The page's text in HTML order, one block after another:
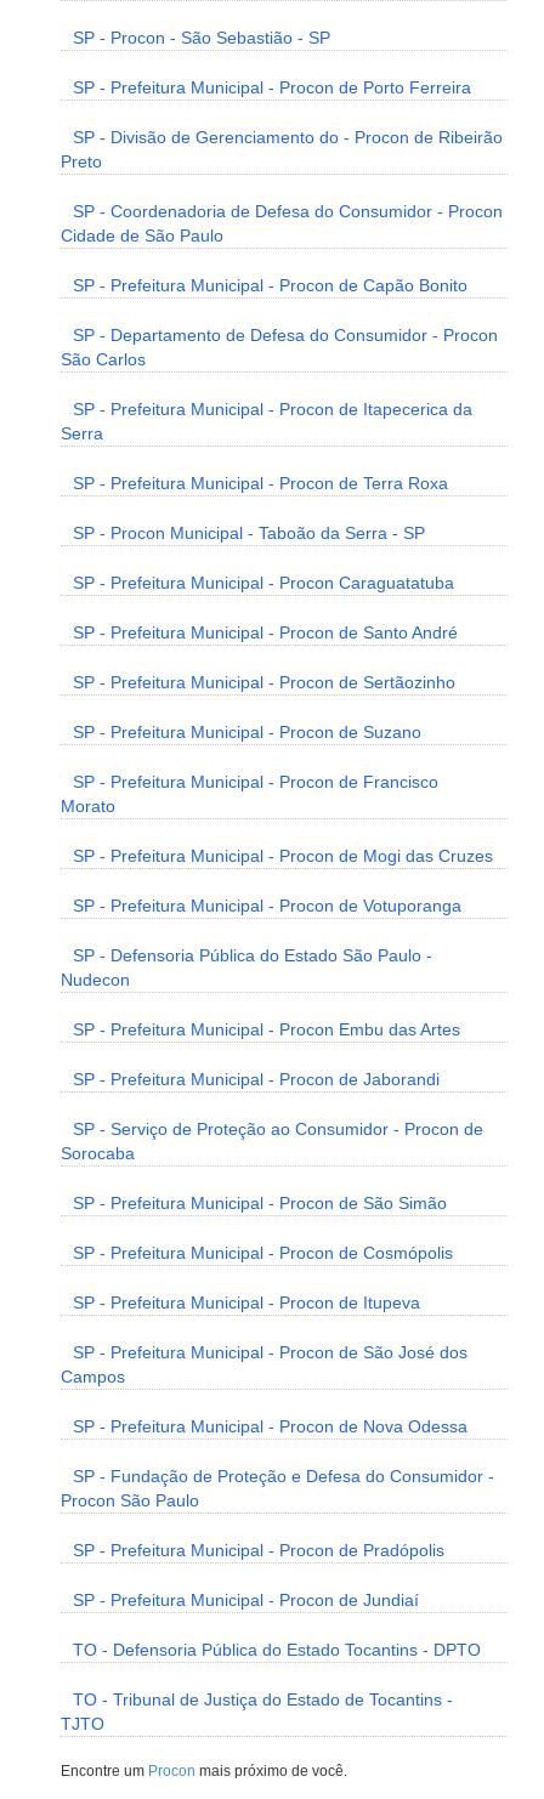
SP - Procon - São Sebastião - SP
SP - Prefeitura Municipal - Procon de Porto Ferreira
SP - Divisão de Gerenciamento do - Procon de Ribeirão
Preto
SP - Coordenadoria de Defesa do Consumidor - Procon
Cidade de São Paulo
SP - Prefeitura Municipal - Procon de Capão Bonito
SP - Departamento de Defesa do Consumidor - Procon
São Carlos
SP - Prefeitura Municipal - Procon de Itapecerica da
Serra
SP - Prefeitura Municipal - Procon de Terra Roxa
SP - Procon Municipal - Taboão da Serra - SP
SP - Prefeitura Municipal - Procon Caraguatatuba
SP - Prefeitura Municipal - Procon de Santo André
SP - Prefeitura Municipal - Procon de Sertãozinho
SP - Prefeitura Municipal - Procon de Suzano
SP - Prefeitura Municipal - Procon de Francisco
Morato
SP - Prefeitura Municipal - Procon de Mogi das Cruzes
SP - Prefeitura Municipal - Procon de Votuporanga
SP - Defensoria Pública do Estado São Paulo -
Nudecon
SP - Prefeitura Municipal - Procon Embu das Artes
SP - Prefeitura Municipal - Procon de Jaborandi
SP - Serviço de Proteção ao Consumidor - Procon de
Sorocaba
SP - Prefeitura Municipal - Procon de São Simão
SP - Prefeitura Municipal - Procon de Cosmópolis
SP - Prefeitura Municipal - Procon de Itupeva
SP - Prefeitura Municipal - Procon de São José dos
Campos
SP - Prefeitura Municipal - Procon de Nova Odessa
SP - Fundação de Proteção e Defesa do Consumidor -
Procon São Paulo
SP - Prefeitura Municipal - Procon de Pradópolis
SP - Prefeitura Municipal - Procon de Jundiaí
TO - Defensoria Pública do Estado Tocantins - DPTO
TO - Tribunal de Justiça do Estado de Tocantins -
TJTO
Encontre um Procon mais próximo de você.